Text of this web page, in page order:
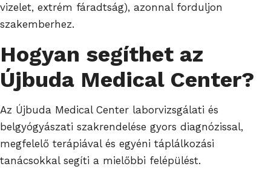
vizelet, extrém fáradtság), azonnal forduljon
szakemberhez.
Hogyan segíthet az
Újbuda Medical Center?
Az Újbuda Medical Center laborvizsgálati és
belgyógyászati szakrendelése gyors diagnózissal,
megfelelő terápiával és egyéni táplálkozási
tanácsokkal segíti a mielőbbi felépülést.